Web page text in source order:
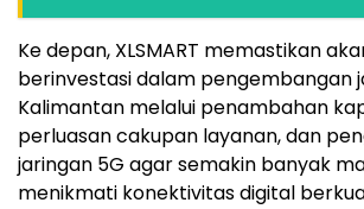
Ke depan, XLSMART memastikan
berinvestasi dalam pengembangan
Kalimantan melalui penambahan
perluasan cakupan layanan, dan
jaringan 5G agar semakin banyak
menikmati konektivitas digital